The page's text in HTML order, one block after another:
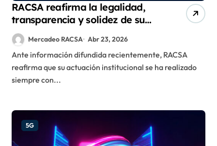
RACSA reafirma la legalidad,
transparencia y solidez de su
actuación institucional
Mercadeo RACSA Abr 23, 2026
Ante información difundida recientemente, RACSA
reafirma que su actuación institucional se ha realizado
siempre con...
5G